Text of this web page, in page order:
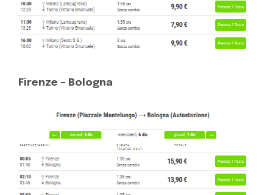
Firenze – Bologna